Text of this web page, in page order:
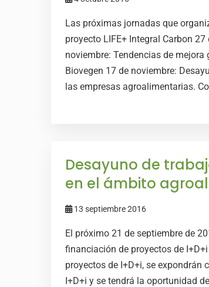
Las próximas jornadas que
proyecto LIFE+ Integral Carbon
noviembre: Tendencias de
Biovegen 17 de noviembre:
las empresas agroalimentarias.
Desayuno de
en el ámbito
13 septiembre 2016
El próximo 21 de septiembre de
financiación de proyectos de
proyectos de I+D+i, se expondrán
I+D+i y se tendrá la oportunidad